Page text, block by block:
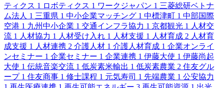
ティクス 1 ロボティクス 1 ワークジャパン 1 三菱総研ベトナ
ム法人 1 三重県 1 中小企業マッチング 1 中標津町 1 中部国際
空港 1 九州中小企業 1 交通インフラ協力 1 京都観光 1 人材交
流 1 人材協力 1 人材受け入れ 1 人材支援 1 人材育成 2 人材育
成支援 1 人材連携 2 介護人材 1 介護人材育成 1 企業オンライ
ンセミナー 1 企業セミナー 1 企業連携 1 伊藤大使 1 伊藤尚起
大使 1 伝統音楽交流 1 低炭素米輸出 1 低炭素農業 2 住友グル
ープ 1 住友商事 1 修士課程 1 元気寿司 1 先端農業 1 公安協力